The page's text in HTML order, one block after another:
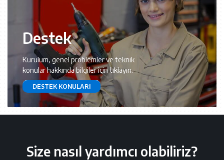
Destek
Kurulum, genel problemler ve teknik
konular hakkında bilgiler için tıklayın.
DESTEK KONULARI
Size nasıl yardımcı olabiliriz?